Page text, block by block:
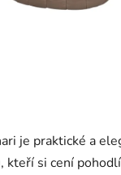
je praktické a
kteří si cení